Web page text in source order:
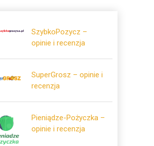
SzybkoPozycz –
opinie i recenzja
SuperGrosz – opinie i
recenzja
Pieniądze-Pożyczka –
opinie i recenzja